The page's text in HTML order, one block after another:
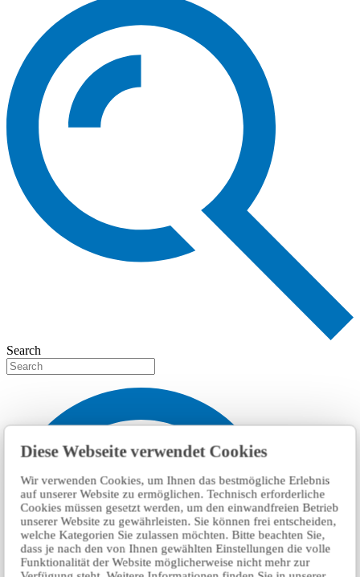
Diese Webseite verwendet Cookies
Wir verwenden Cookies, um Ihnen das bestmögliche Erlebnis
auf unserer Website zu ermöglichen. Technisch erforderliche
Cookies müssen gesetzt werden, um den einwandfreien Betrieb
unserer Website zu gewährleisten. Sie können frei entscheiden,
welche Kategorien Sie zulassen möchten. Bitte beachten Sie,
dass je nach den von Ihnen gewählten Einstellungen die volle
Funktionalität der Website möglicherweise nicht mehr zur
Search